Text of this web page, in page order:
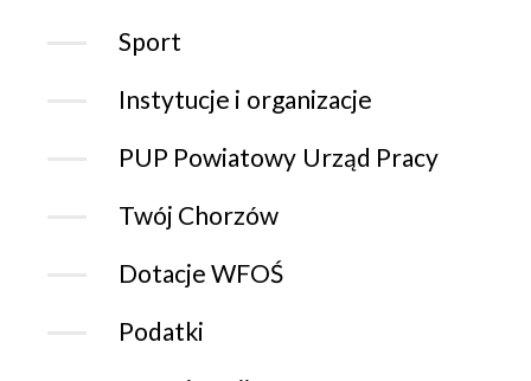
Sport
Instytucje i organizacje
PUP Powiatowy Urząd Pracy
Twój Chorzów
Dotacje WFOŚ
Podatki